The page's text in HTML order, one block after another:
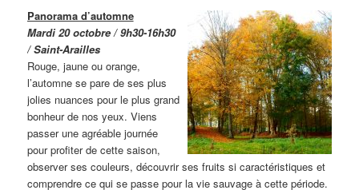
Panorama d’automne
Mardi 20 octobre / 9h30-16h30
/ Saint-Arailles
Rouge, jaune ou orange,
l’automne se pare de ses plus
jolies nuances pour le plus grand
bonheur de nos yeux. Viens
passer une agréable journée
pour profiter de cette saison,
observer ses couleurs, découvrir ses fruits si caractéristiques et
comprendre ce qui se passe pour la vie sauvage à cette période.